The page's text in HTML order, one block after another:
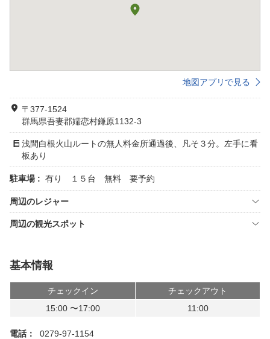
地図アプリで見る
〒377-1524
群馬県吾妻郡嬬恋村鎌原1132-3
浅間白根火山ルートの無人料金所通過後、凡そ３分。左手に看
板あり
駐車場 : 有り １５台 無料 要予約
周辺のレジャー
周辺の観光スポット
基本情報
チェックイン
チェックアウト
15:00 〜17:00
11:00
電話：
0279-97-1154